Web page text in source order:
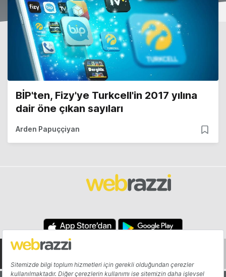
BİP'ten, Fizy'ye Turkcell'in 2017 yılına
dair öne çıkan sayıları
Arden Papuççiyan